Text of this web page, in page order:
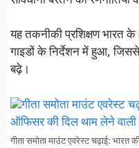
यह तकनीकी प्रशिक्षण भारत के
गाइडों के निर्देशन में हुआ,
बढ़े।
गीता समोता माउंट एवरेस्ट चढ़ाई: